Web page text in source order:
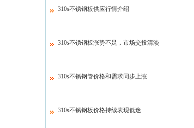
310s不锈钢板供应行情介绍
310s不锈钢板涨势不足，市场交投清淡
310s不锈钢管价格和需求同步上涨
310s不锈钢板价格持续表现低迷